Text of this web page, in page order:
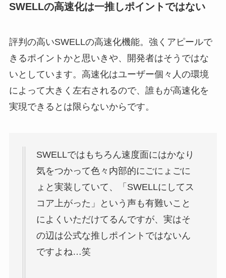
SWELLの高速化は一推しポイントではない
評判の高いSWELLの高速化機能。強くアピールで
きるポイントかと思いきや、開発者はそうではな
いとしています。高速化はユーザー個々人の環境
によって大きく左右されるので、誰もが高速化を
実現できるとは限らないからです。
SWELLではもちろん速度面にはかなり
気をつかって色々内部的にごにょごに
ょと実装していて、「SWELLにしてス
コア上がった」という声も有難いこと
によくいただけてるんですが、実はそ
の辺は公式な推しポイントではないん
ですよね…笑